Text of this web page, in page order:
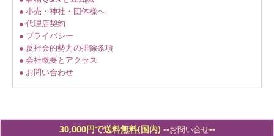
● 小売・神社・団体様へ
● 代理店契約
● プライバシー
● 反社会的勢力の排除条項
● 会社概要とアクセス
● お問い合わせ
30,000円で送料無料(国内) --お問い合せ--